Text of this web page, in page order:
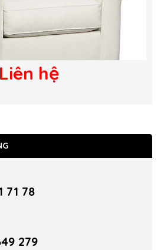
Liên hệ
71 78
279